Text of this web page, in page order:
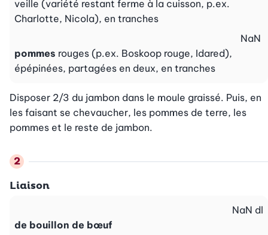
veille (variété restant ferme à la cuisson, p.ex.
Charlotte, Nicola), en tranches
pommes rouges (p.ex. Boskoop rouge, Idared),
épépinées, partagées en deux, en tranches
NaN
Disposer 2/3 du jambon dans le moule graissé. Puis, en
les faisant se chevaucher, les pommes de terre, les
pommes et le reste de jambon.
Liaison
de bouillon de bœuf
NaN dl